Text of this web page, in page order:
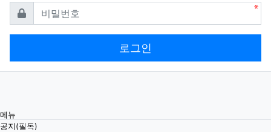
비밀번호
로그인
메뉴
공지(필독)